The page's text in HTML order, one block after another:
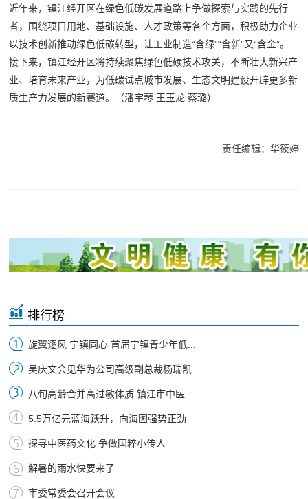
近年来，镇江经开区在绿色低碳发展道路上争做探索与实践的先行
者，围绕项目用地、基础设施、人才政策等各个方面，积极助力企业
以技术创新推动绿色低碳转型，让工业制造“含绿”“含新”又“含金”。
接下来，镇江经开区将持续聚焦绿色低碳技术攻关，不断壮大新兴产
业、培育未来产业，为低碳试点城市发展、生态文明建设开辟更多新
质生产力发展的新赛道。（潘宇琴 王玉龙 蔡璐）
责任编辑：华筱婷
排行榜
旋翼逐风 宁镇同心 首届宁镇青少年低...
吴庆文会见华为公司高级副总裁杨瑞凯
八旬高龄合并高过敏体质 镇江市中医...
5.5万亿元蓝海跃升，向海图强势正劲
探寻中医药文化 争做国粹小传人
解暑的雨水快要来了
市委常委会召开会议